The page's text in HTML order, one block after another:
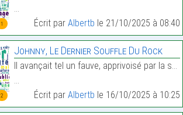
1
…
Écrit par Albertb le 21/10/2025 à 08:40
2
Johnny, Le Dernier Souffle Du Rock
Il avançait tel un fauve, apprivoisé par la scène.
…
Écrit par Albertb le 16/10/2025 à 10:25